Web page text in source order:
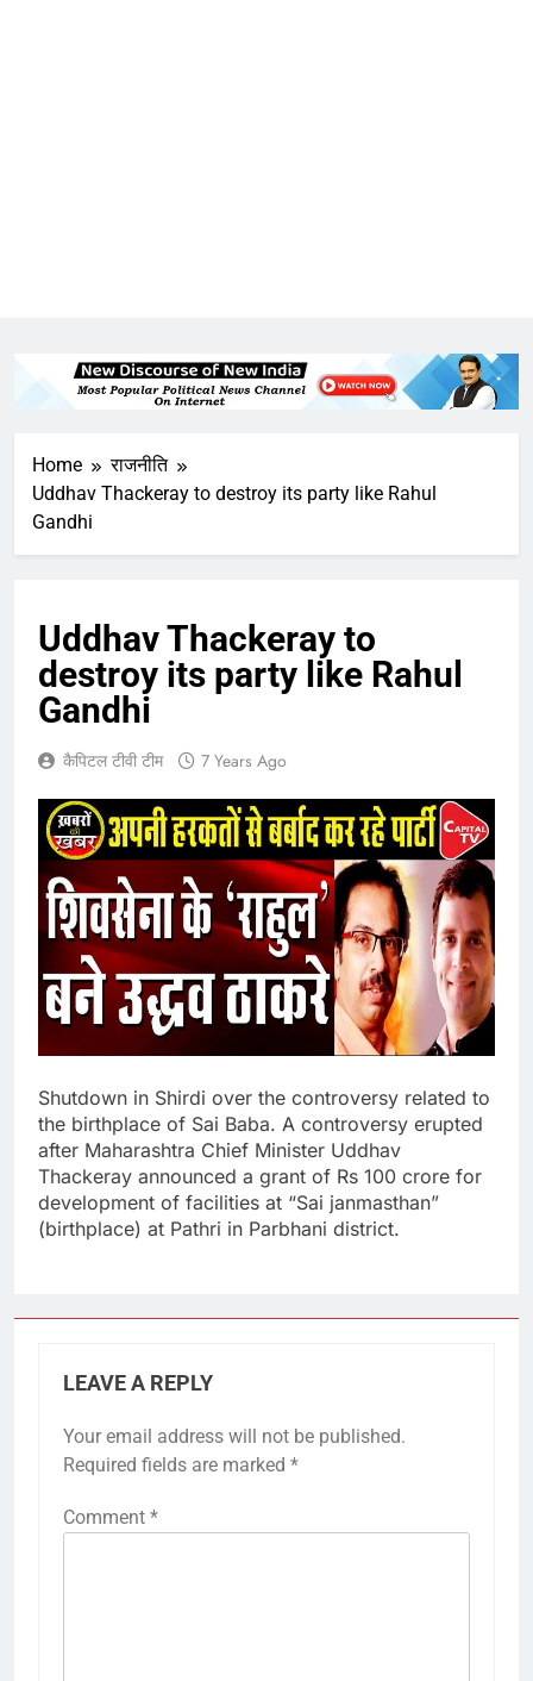
Home
राजनीति
Uddhav Thackeray to destroy its party like Rahul
Gandhi
Uddhav Thackeray to
destroy its party like Rahul
Gandhi
कैपिटल टीवी टीम 7 Years Ago
Shutdown in Shirdi over the controversy related to
the birthplace of Sai Baba. A controversy erupted
after Maharashtra Chief Minister Uddhav
Thackeray announced a grant of Rs 100 crore for
development of facilities at “Sai janmasthan”
(birthplace) at Pathri in Parbhani district.
LEAVE A REPLY
Your email address will not be published.
Required fields are marked *
Comment *